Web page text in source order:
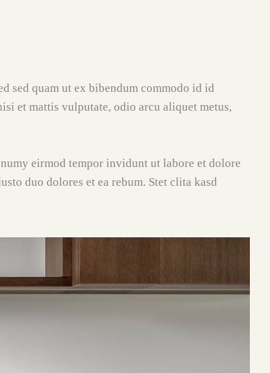
sed quam ut ex bibendum commodo id id
et mattis vulputate, odio arcu aliquet metus,
eirmod tempor invidunt ut labore et dolore
duo dolores et ea rebum. Stet clita kasd